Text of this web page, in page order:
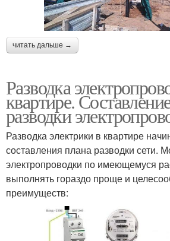
читать дальше →
Разводка
квартире.
разводки
Разводка электрики в квартире
составления плана разводки сети.
электропроводки по имеющемуся
выполнять гораздо проще и
преимуществ: